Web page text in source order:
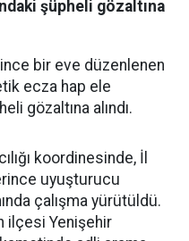
şüpheli gözaltına
bir eve düzenlenen
ecza hap ele
gözaltına alındı.
koordinesinde, İl
uyuşturucu
çalışma yürütüldü.
ilçesi Yenişehir